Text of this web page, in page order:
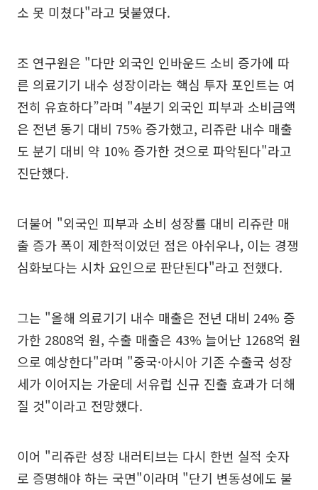
소 못 미쳤다"라고 덧붙였다.
조 연구원은 "다만 외국인 인바운드 소비 증가에 따
른 의료기기 내수 성장이라는 핵심 투자 포인트는 여
전히 유효하다”라며 "4분기 외국인 피부과 소비금액
은 전년 동기 대비 75% 증가했고, 리쥬란 내수 매출
도 분기 대비 약 10% 증가한 것으로 파악된다"라고
진단했다.
더불어 "외국인 피부과 소비 성장률 대비 리쥬란 매
출 증가 폭이 제한적이었던 점은 아쉬우나, 이는 경쟁
심화보다는 시차 요인으로 판단된다"라고 전했다.
그는 "올해 의료기기 내수 매출은 전년 대비 24% 증
가한 2808억 원, 수출 매출은 43% 늘어난 1268억 원
으로 예상한다"라며 "중국·아시아 기존 수출국 성장
세가 이어지는 가운데 서유럽 신규 진출 효과가 더해
질 것"이라고 전망했다.
이어 "리쥬란 성장 내러티브는 다시 한번 실적 숫자
로 증명해야 하는 국면"이라며 "단기 변동성에도 불